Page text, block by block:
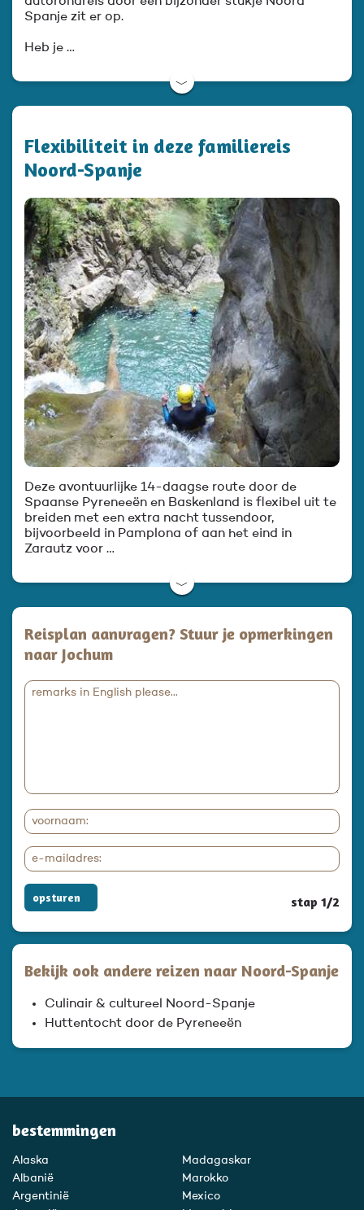
Spanje zit er op.
Heb je …
﹀
Flexibiliteit in deze familiereis
Noord-Spanje
Deze avontuurlijke 14-daagse route door de
Spaanse Pyreneeën en Baskenland is flexibel uit te
breiden met een extra nacht tussendoor,
bijvoorbeeld in Pamplona of aan het eind in
Zarautz voor …
﹀
Reisplan aanvragen? Stuur je opmerkingen
naar Jochum
opsturen stap 1/2
Bekijk ook andere reizen naar Noord-Spanje
Culinair & cultureel Noord-Spanje
Huttentocht door de Pyreneeën
bestemmingen
Alaska
Albanië
Argentinië
Madagaskar
Marokko
Mexico